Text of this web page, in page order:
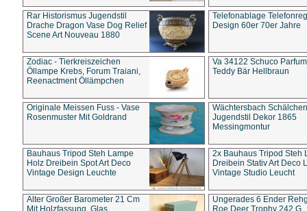
Rar Historismus Jugendstil
Drache Dragon Vase Dog Relief
Scene Art Nouveau 1880
Telefonablage
Design 60er 70er Jahre
Zodiac - Tierkreiszeichen
Öllampe Krebs, Forum Traiani,
Reenactment Öllämpchen
Va 34122 Schuco
Teddy Bär Hellbraun
Originale Meissen Fuss - Vase
Rosenmuster Mit Goldrand
Wächtersbach Schälchen
Jugendstil Dekor 1865
Messingmontur
Bauhaus Tripod Steh Lampe
Holz Dreibein Spot Art Deco
Vintage Design Leuchte
2x Bauhaus Tripod Steh
Dreibein Stativ Art Deco
Vintage Studio Leucht
Alter Großer Barometer 21 Cm
Mit Holzfassung, Glas
Ungerades 6 Ender
Roe Deer Trophy 242 G